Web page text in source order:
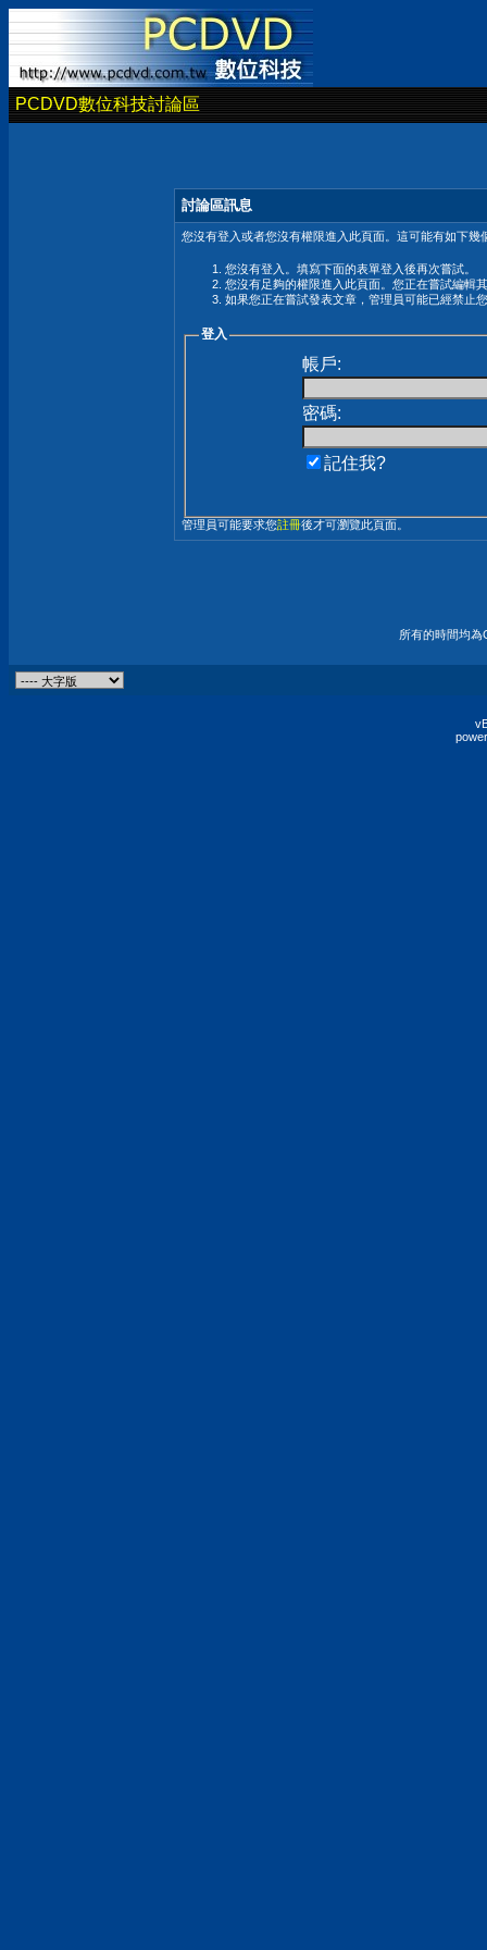
PCDVD數位科技討論區
討論區訊息
您沒有登入或者您沒有權限進入此頁面。這可能有如下幾
您沒有登入。填寫下面的表單登入後再次嘗試。
您沒有足夠的權限進入此頁面。您正在嘗試編輯
如果您正在嘗試發表文章，管理員可能已經禁止
登入
帳戶:
密碼:
記住我?
管理員可能要求您註冊後才可瀏覽此頁面。
所有的時間均為